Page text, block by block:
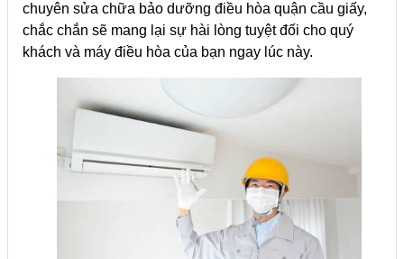
chuyên sửa chữa bảo dưỡng điều hòa quận cầu giấy,
chắc chắn sẽ mang lại sự hài lòng tuyệt đối cho quý
khách và máy điều hòa của bạn ngay lúc này.